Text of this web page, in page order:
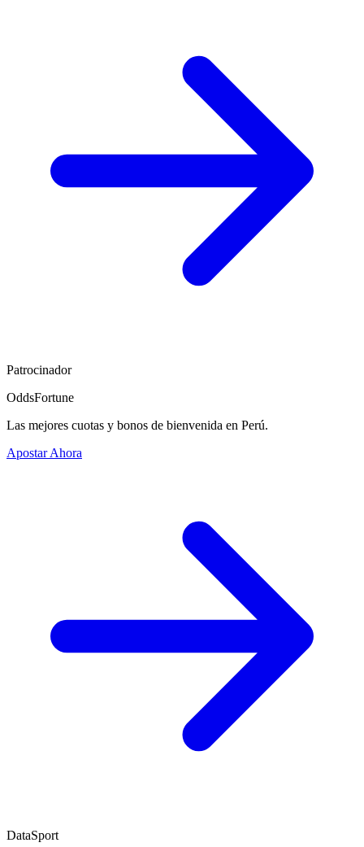
Patrocinador
OddsFortune
Las mejores cuotas y bonos de bienvenida en Perú.
Apostar Ahora
DataSport